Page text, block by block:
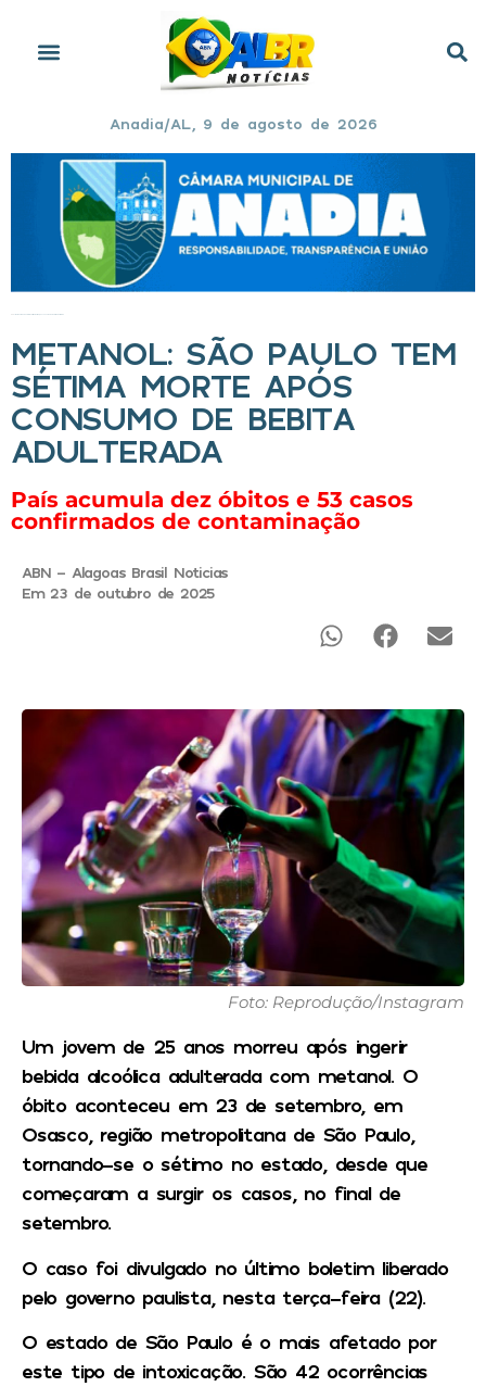
Anadia/AL, 9 de agosto de 2026
METANOL: SÃO PAULO TEM
SÉTIMA MORTE APÓS
CONSUMO DE BEBITA
ADULTERADA
País acumula dez óbitos e 53 casos
confirmados de contaminação
ABN - Alagoas Brasil Noticias
Em 23 de outubro de 2025
Foto: Reprodução/Instagram
Um jovem de 25 anos morreu após ingerir
bebida alcoólica adulterada com metanol. O
óbito aconteceu em 23 de setembro, em
Osasco, região metropolitana de São Paulo,
tornando-se o sétimo no estado, desde que
começaram a surgir os casos, no final de
setembro.
O caso foi divulgado no último boletim liberado
pelo governo paulista, nesta terça-feira (22).
O estado de São Paulo é o mais afetado por
este tipo de intoxicação. São 42 ocorrências